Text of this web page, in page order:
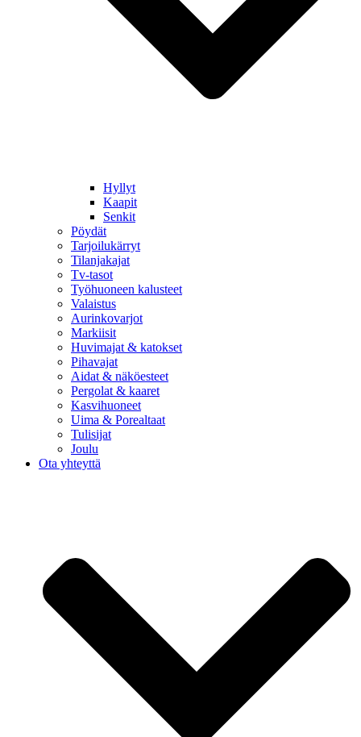
Hyllyt
Kaapit
Senkit
Pöydät
Tarjoilukärryt
Tilanjakajat
Tv-tasot
Työhuoneen kalusteet
Valaistus
Aurinkovarjot
Markiisit
Huvimajat & katokset
Pihavajat
Aidat & näköesteet
Pergolat & kaaret
Kasvihuoneet
Uima & Porealtaat
Tulisijat
Joulu
Ota yhteyttä